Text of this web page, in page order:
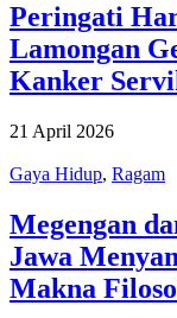
Peringati
Lamongan
Kanker
21 April 2026
Gaya Hidup, Ragam
Megengan
Jawa
Makna